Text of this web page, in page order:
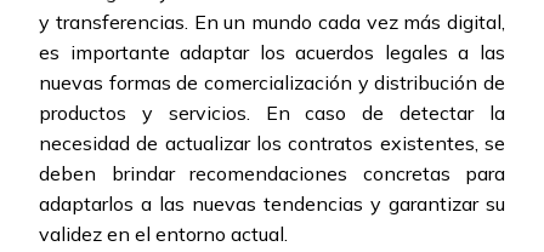
y transferencias. En un mundo cada vez más digital,
es importante adaptar los acuerdos legales a las
nuevas formas de comercialización y distribución de
productos y servicios. En caso de detectar la
necesidad de actualizar los contratos existentes, se
deben brindar recomendaciones concretas para
adaptarlos a las nuevas tendencias y garantizar su
validez en el entorno actual.